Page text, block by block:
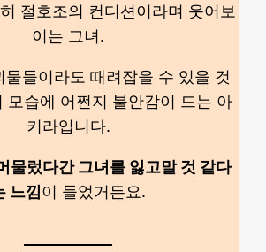
절호조의 컨디션이라며 웃어보
이는 그녀.
물들이라도 때려잡을 수 있을 것
모습에 어쩐지 불안감이 드는 아
키라입니다.
물렀다간 그녀를 잃고말 것 같다
느낌이 들었거든요.